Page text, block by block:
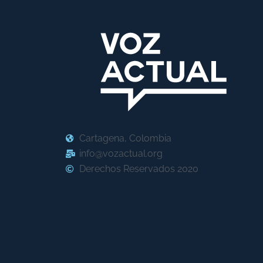
Cartagena, Colombia
info@vozactual.org
Derechos Reservados 2020